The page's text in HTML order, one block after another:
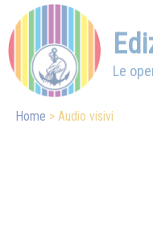
Le
Home Audio visivi